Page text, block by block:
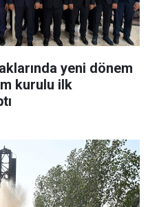
yeni dönem
kurulu ilk